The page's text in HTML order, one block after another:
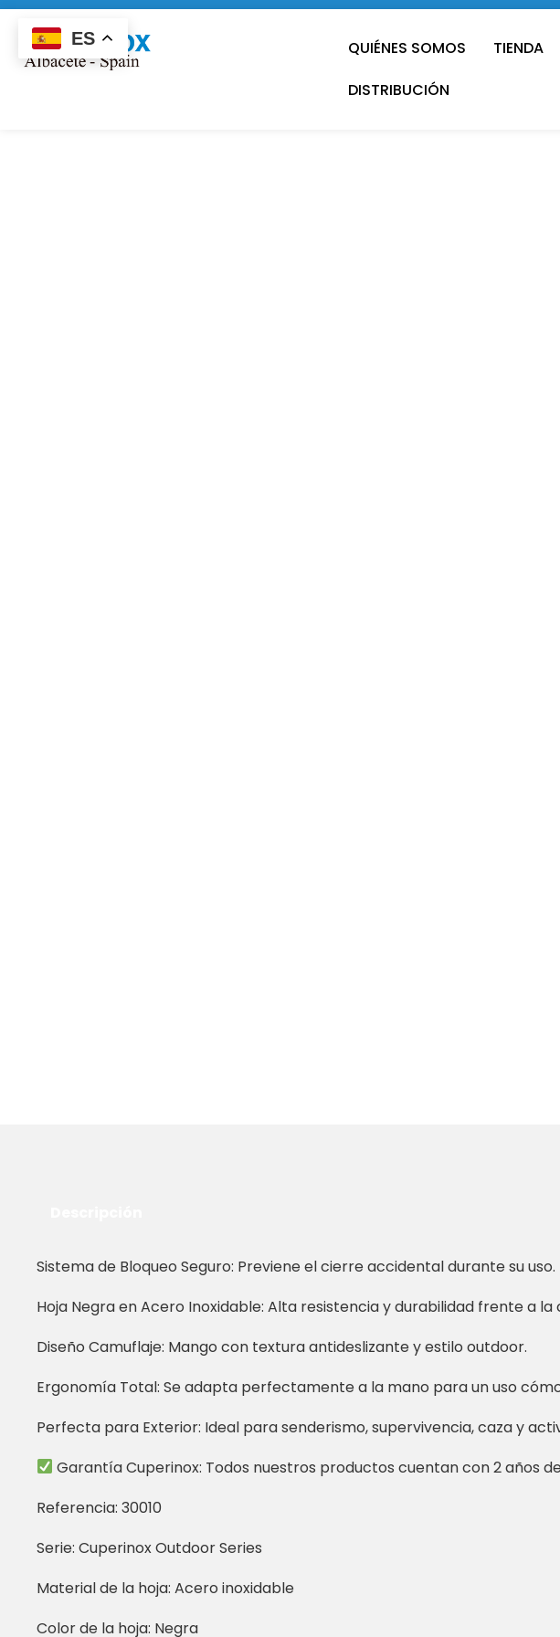
QUIÉNES SOMOS TIENDA
DISTRIBUCIÓN
Sistema de Bloqueo Seguro: Previene el cierre accidental durante su uso.
Hoja Negra en Acero Inoxidable: Alta resistencia y durabilidad frente a la
Diseño Camuflaje: Mango con textura antideslizante y estilo outdoor.
Ergonomía Total: Se adapta perfectamente a la mano para un uso
Perfecta para Exterior: Ideal para senderismo, supervivencia, caza y
Garantía Cuperinox: Todos nuestros productos cuentan con 2 años
Referencia: 30010
Serie: Cuperinox Outdoor Series
Material de la hoja: Acero inoxidable
Color de la hoja: Negra
ES